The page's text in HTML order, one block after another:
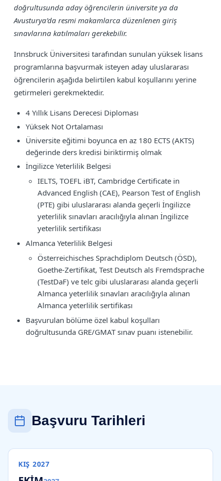
doğrultusunda aday öğrencilerin üniversite ya da
Avusturya’da resmi makamlarca düzenlenen giriş
sınavlarına katılmaları gerekebilir.
Innsbruck Üniversitesi tarafından sunulan yüksek lisans
programlarına başvurmak isteyen aday uluslararası
öğrencilerin aşağıda belirtilen kabul koşullarını yerine
getirmeleri gerekmektedir.
4 Yıllık Lisans Derecesi Diploması
Yüksek Not Ortalaması
Üniversite eğitimi boyunca en az 180 ECTS (AKTS)
değerinde ders kredisi biriktirmiş olmak
İngilizce Yeterlilik Belgesi
IELTS, TOEFL iBT, Cambridge Certificate in
Advanced English (CAE), Pearson Test of English
(PTE) gibi uluslararası alanda geçerli İngilizce
yeterlilik sınavları aracılığıyla alınan İngilizce
yeterlilik sertifikası
Almanca Yeterlilik Belgesi
Österreichisches Sprachdiplom Deutsch (ÖSD),
Goethe-Zertifikat, Test Deutsch als Fremdsprache
(TestDaF) ve telc gibi uluslararası alanda geçerli
Almanca yeterlilik sınavları aracılığıyla alınan
Almanca yeterlilik sertifikası
Başvurulan bölüme özel kabul koşulları
doğrultusunda GRE/GMAT sınav puanı istenebilir.
Başvuru Tarihleri
KIŞ 2027